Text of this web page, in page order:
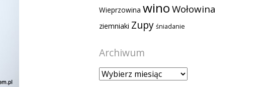
Wieprzowina winoWołowina
ziemniaki Zupy śniadanie
Archiwum
Archiwum